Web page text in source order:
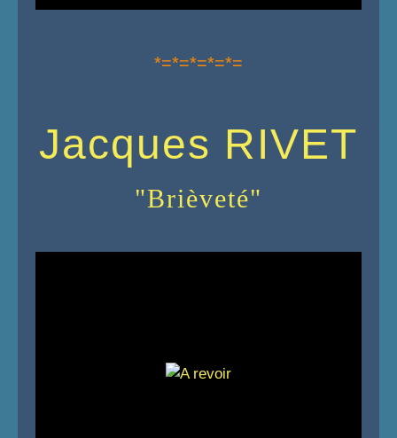
*=*=*=*=*=
Jacques RIVET
"Brièveté"